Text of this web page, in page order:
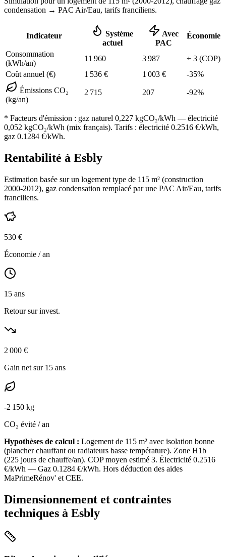
condensation → PAC Air/Eau, tarifs franciliens.
Indicateur
Système
actuel
Avec
PAC
Économie
Consommation
(kWh/an)
11 960 3 987 ÷ 3 (COP)
Coût annuel (€)
1 536 € 1 003 € -35%
Émissions CO₂
(kg/an)
2 715 207 -92%
* Facteurs d'émission : gaz naturel 0,227 kgCO₂/kWh — électricité
0,052 kgCO₂/kWh (mix français). Tarifs : électricité 0.2516 €/kWh,
gaz 0.1284 €/kWh.
Rentabilité à Esbly
Estimation basée sur un logement type de 115 m² (construction
2000-2012), gaz condensation remplacé par une PAC Air/Eau, tarifs
franciliens.
530 €
Économie / an
15 ans
Retour sur invest.
2 000 €
Gain net sur 15 ans
-2 150 kg
CO₂ évité / an
Hypothèses de calcul : Logement de 115 m² avec isolation bonne
(plancher chauffant ou radiateurs basse température). Zone H1b
(225 jours de chauffe/an). COP moyen estimé 3. Électricité 0.2516
€/kWh — Gaz 0.1284 €/kWh. Hors déduction des aides
MaPrimeRénov' et CEE.
Dimensionnement et contraintes
techniques à Esbly